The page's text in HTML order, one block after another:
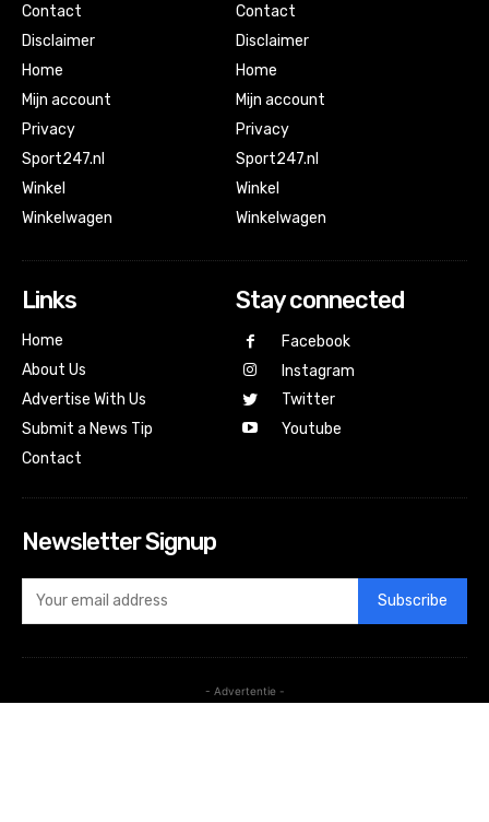
Contact
Disclaimer
Home
Mijn account
Privacy
Sport247.nl
Winkel
Winkelwagen
Contact
Disclaimer
Home
Mijn account
Privacy
Sport247.nl
Winkel
Winkelwagen
Links
Home
About Us
Advertise With Us
Submit a News Tip
Contact
Stay connected
Facebook
Instagram
Twitter
Youtube
Newsletter Signup
Subscribe
- Advertentie -